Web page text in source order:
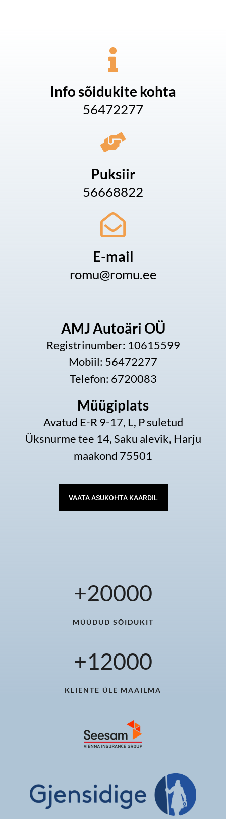
Info sõidukite kohta
56472277
Puksiir
56668822
E-mail
romu@romu.ee
AMJ Autoäri OÜ
Registrinumber: 10615599
Mobiil: 56472277
Telefon: 6720083
Müügiplats
Avatud E-R 9-17, L, P suletud
Üksnurme tee 14, Saku alevik, Harju
maakond 75501
VAATA ASUKOHTA KAARDIL
MÜÜDUD SÕIDUKIT
+20000
KLIENTE ÜLE MAAILMA
+12000